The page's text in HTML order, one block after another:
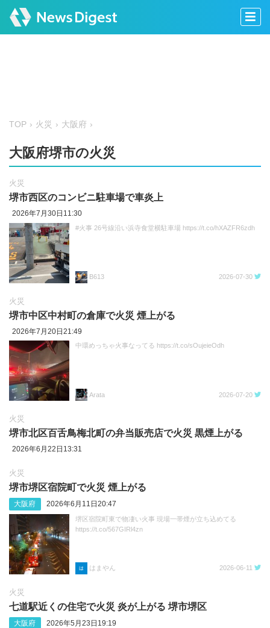
TOP 火災 大阪府
大阪府堺市の火災
火災
堺市西区のコンビニ駐車場で車炎上
2026年7月30日11:30
#火事 26号線沿い浜寺食堂横駐車場 https://t.co/hXAZFR6zdh
B613 2026-07-30
火災
堺市中区中村町の倉庫で火災 煙上がる
2026年7月20日21:49
中環めっちゃ火事なってる https://t.co/sOujeieOdh
Arata 2026-07-20
火災
堺市北区百舌鳥梅北町の弁当販売店で火災 黒煙上がる
2026年6月22日13:31
火災
堺市堺区宿院町で火災 煙上がる
大阪府 2026年6月11日20:47
堺区宿院町東で物凄い火事 現場一帯煙が立ち込めてる
https://t.co/567GIRl4zn
はまやん 2026-06-11
火災
七道駅近くの住宅で火災 炎が上がる 堺市堺区
大阪府 2026年5月23日19:19